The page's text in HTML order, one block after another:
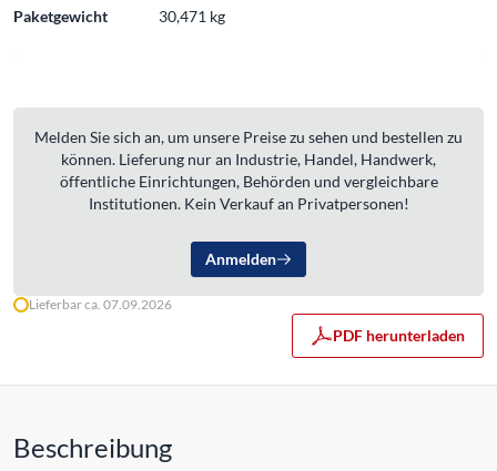
Paketgewicht
30,471 kg
Melden Sie sich an, um unsere Preise zu sehen und bestellen zu
können. Lieferung nur an Industrie, Handel, Handwerk,
öffentliche Einrichtungen, Behörden und vergleichbare
Institutionen. Kein Verkauf an Privatpersonen!
Anmelden
Lieferbar ca. 07.09.2026
PDF herunterladen
Beschreibung